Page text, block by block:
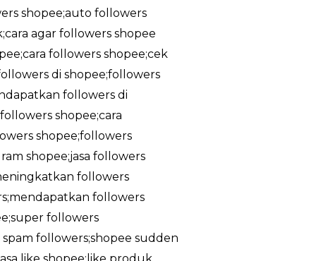
shopee;auto followers
agar followers shopee
followers shopee;cek
di shopee;followers
followers di
shopee;cara
shopee;followers
shopee;jasa followers
followers
followers
followers
followers;shopee sudden
like shopee;like produk